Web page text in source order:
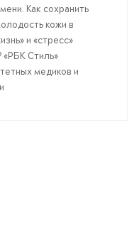
Как сохранить
кожи в
и «стресс»
«РБК Стиль»
медиков и